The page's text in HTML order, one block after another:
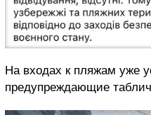
На входах к пляжам уже
предупреждающие